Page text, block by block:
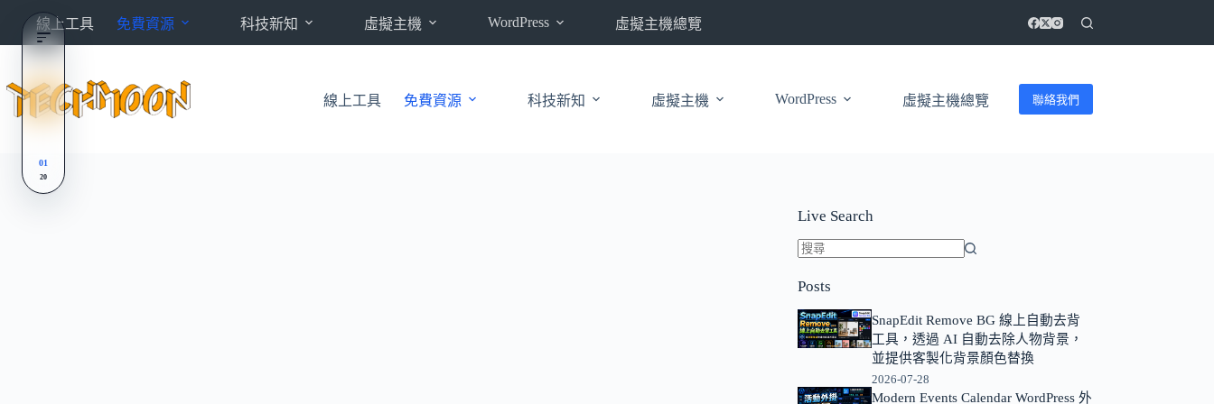
內
線上工具 免費資源 科技新知 虛擬主機 WordPress 虛擬主機總覽
線上工具 免費資源 科技新知 虛擬主機 WordPress 虛擬主機總覽 聯絡我們
Live Search
不
到
符
件
Posts
SnapEdit Remove BG 線上自動去背
工具，透過 AI 自動去除人物背景，
並提供客製化背景顏色替換
2026-07-28
Modern Events Calendar WordPress 外
01
20